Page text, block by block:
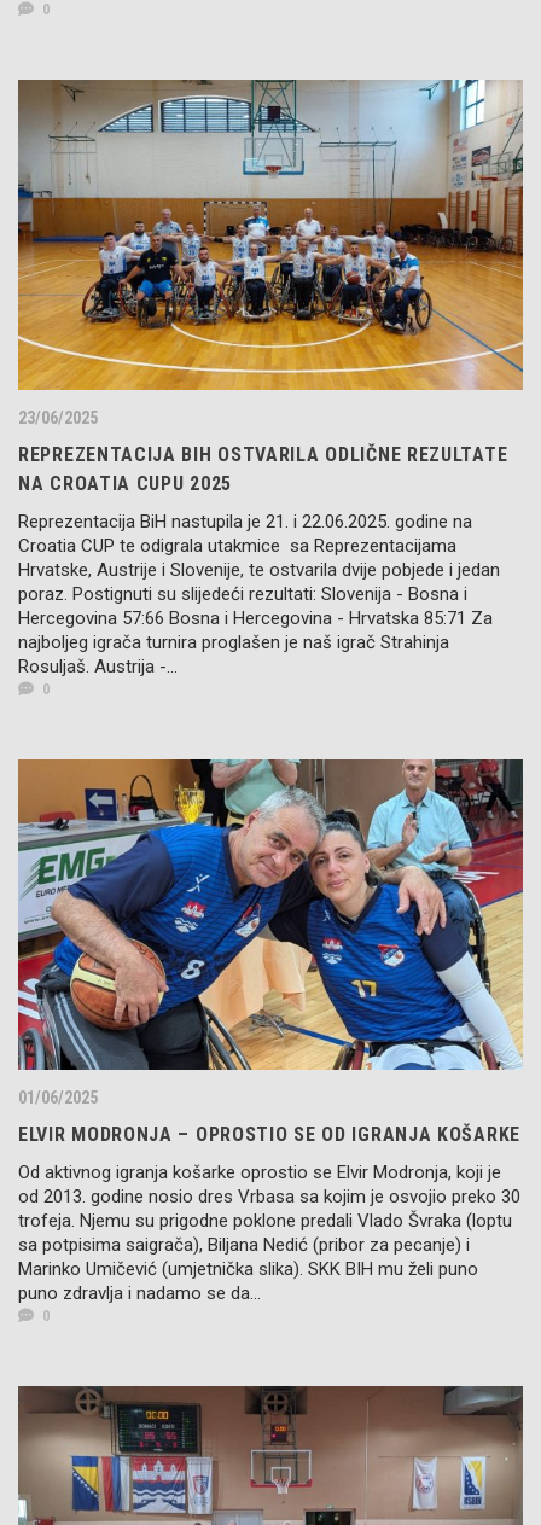
0
23/06/2025
REPREZENTACIJA BIH OSTVARILA ODLIČNE REZULTATE
NA CROATIA CUPU 2025
Reprezentacija BiH nastupila je 21. i 22.06.2025. godine na
Croatia CUP te odigrala utakmice sa Reprezentacijama
Hrvatske, Austrije i Slovenije, te ostvarila dvije pobjede i jedan
poraz. Postignuti su slijedeći rezultati: Slovenija - Bosna i
Hercegovina 57:66 Bosna i Hercegovina - Hrvatska 85:71 Za
najboljeg igrača turnira proglašen je naš igrač Strahinja
Rosuljaš. Austrija -...
0
01/06/2025
ELVIR MODRONJA – OPROSTIO SE OD IGRANJA KOŠARKE
Od aktivnog igranja košarke oprostio se Elvir Modronja, koji je
od 2013. godine nosio dres Vrbasa sa kojim je osvojio preko 30
trofeja. Njemu su prigodne poklone predali Vlado Švraka (loptu
sa potpisima saigrača), Biljana Nedić (pribor za pecanje) i
Marinko Umičević (umjetnička slika). SKK BIH mu želi puno
puno zdravlja i nadamo se da...
0